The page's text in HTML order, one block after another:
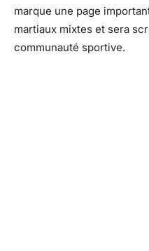
marque une page
martiaux mixtes et sera
communauté sportive.